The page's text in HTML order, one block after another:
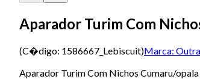
Aparador Turim Com
(C�digo: 1586667_Lebiscuit)Marca:
Aparador Turim Com Nichos Cumaru/opala